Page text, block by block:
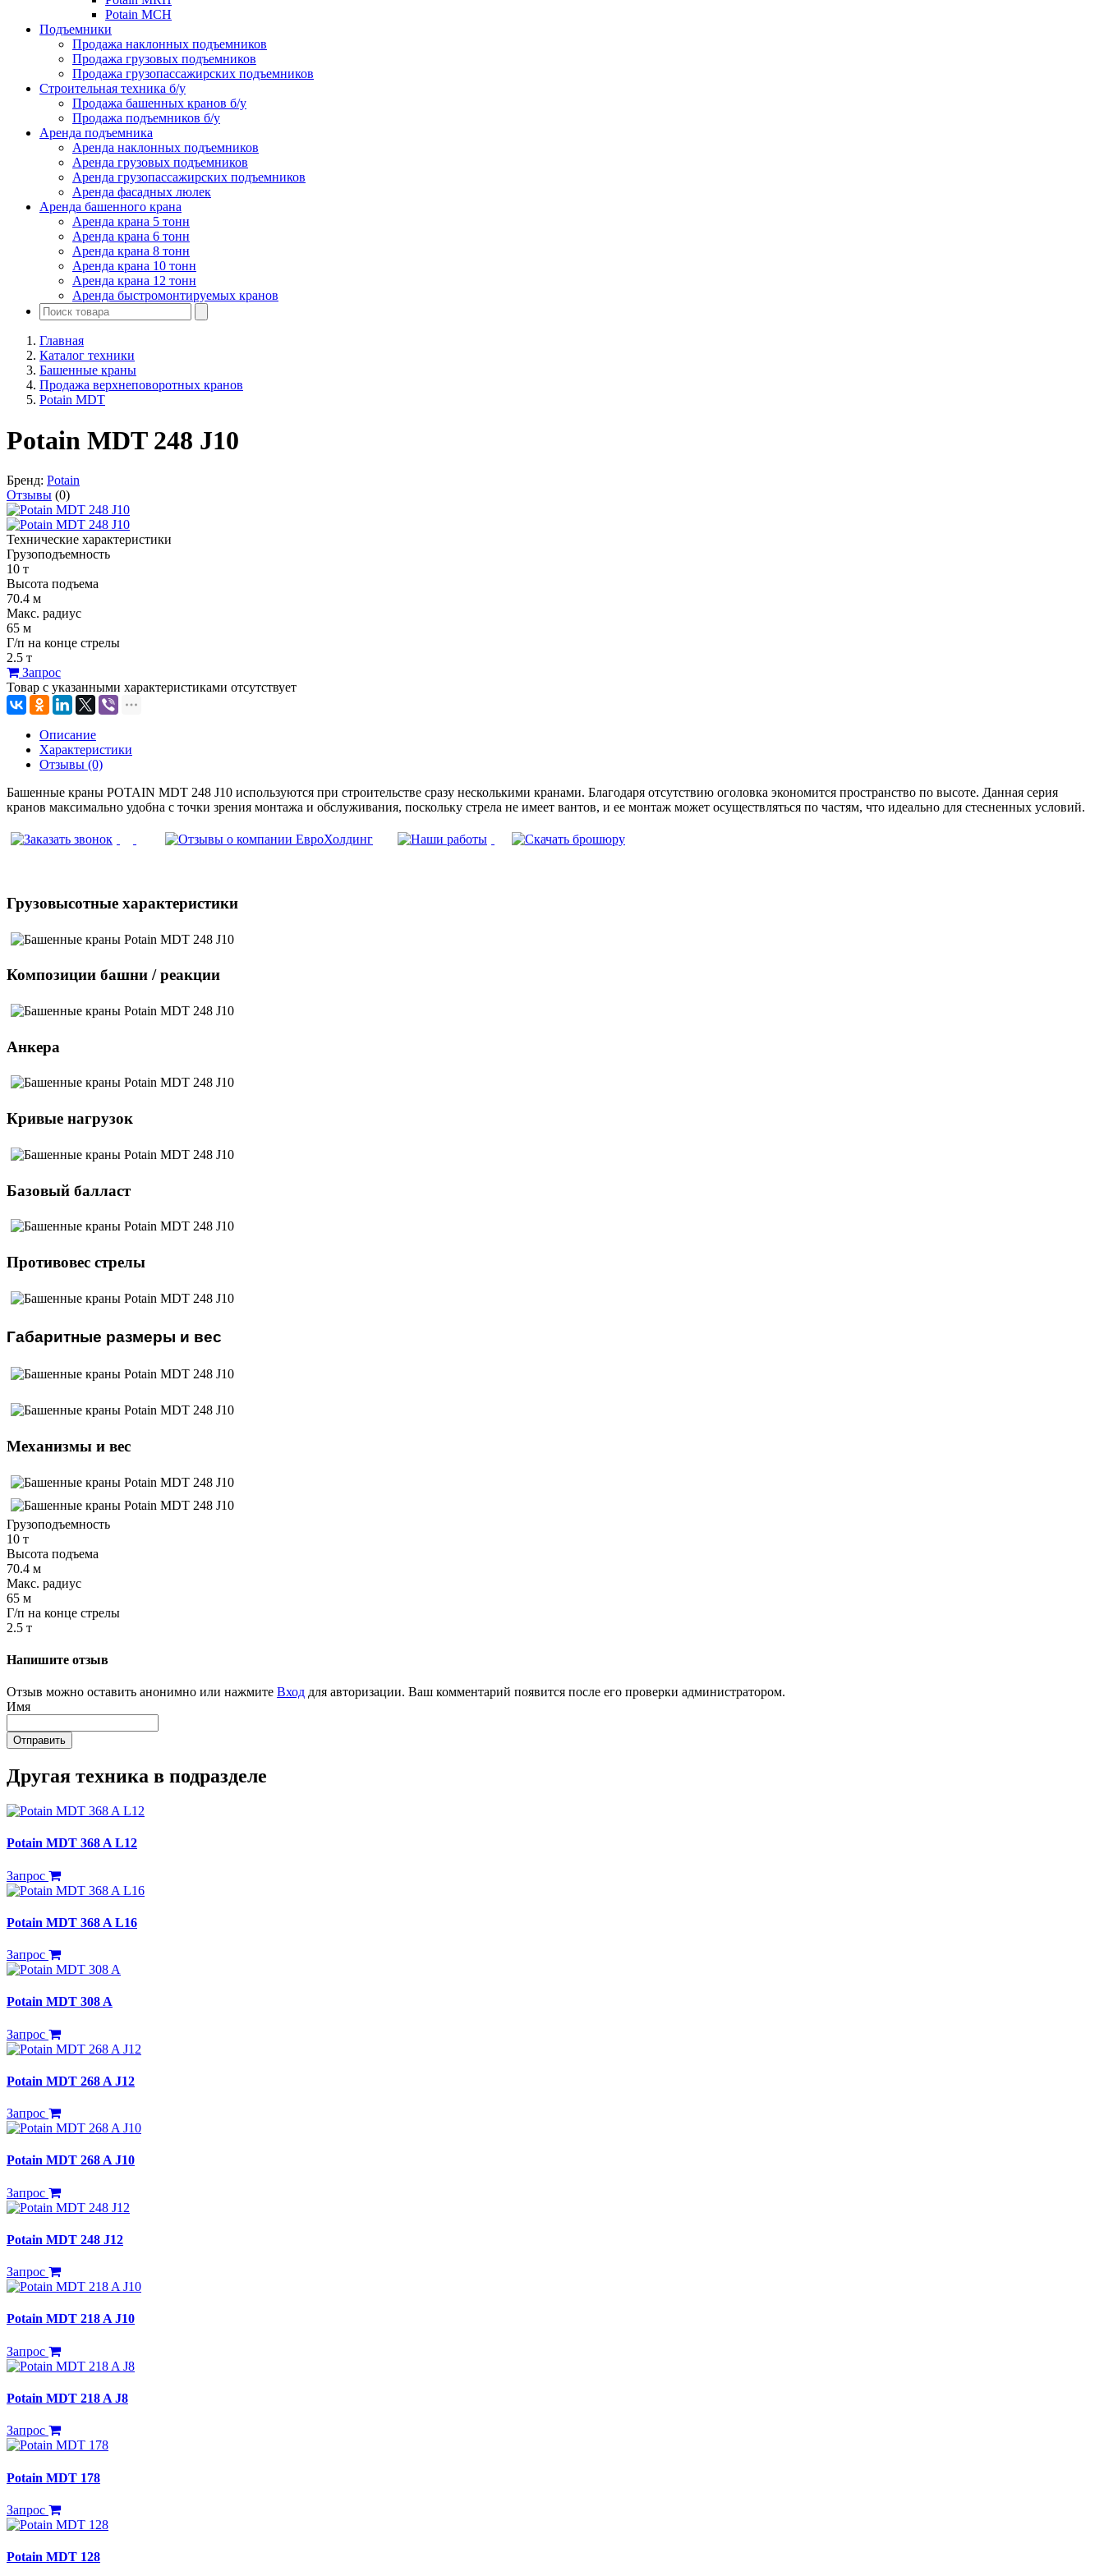
Potain MCH
Подъемники
Продажа наклонных подъемников
Продажа грузовых подъемников
Продажа грузопассажирских подъемников
Строительная техника б/у
Продажа башенных кранов б/у
Продажа подъемников б/у
Аренда подъемника
Аренда наклонных подъемников
Аренда грузовых подъемников
Аренда грузопассажирских подъемников
Аренда фасадных люлек
Аренда башенного крана
Аренда крана 5 тонн
Аренда крана 6 тонн
Аренда крана 8 тонн
Аренда крана 10 тонн
Аренда крана 12 тонн
Аренда быстромонтируемых кранов
Главная
Каталог техники
Башенные краны
Продажа верхнеповоротных кранов
Potain MDT
Potain MDT 248 J10
Бренд: Potain
Отзывы (0)
Технические характеристики
Грузоподъемность
10 т
Высота подъема
70.4 м
Макс. радиус
65 м
Г/п на конце стрелы
2.5 т
Запрос
Товар с указанными характеристиками отсутствует
Описание
Характеристики
Отзывы (0)
Башенные краны POTAIN MDT 248 J10 используются при строительстве сразу несколькими кранами. Благодаря отсутствию оголовка экономится пространство по высоте. Данная серия
кранов максимально удобна с точки зрения монтажа и обслуживания, поскольку стрела не имеет вантов, и ее монтаж может осуществляться по частям, что идеально для стесненных условий.
Грузовысотные характеристики
Композиции башни / реакции
Анкера
Кривые нагрузок
Базовый балласт
Противовес стрелы
Габаритные размеры и вес
Механизмы и вес
Грузоподъемность
10 т
Высота подъема
70.4 м
Макс. радиус
65 м
Г/п на конце стрелы
2.5 т
Напишите отзыв
Отзыв можно оставить анонимно или нажмите Вход для авторизации. Ваш комментарий появится после его проверки администратором.
Имя
Отправить
Другая техника в подразделе
Potain MDT 368 A L12
Запрос
Potain MDT 368 A L16
Запрос
Potain MDT 308 A
Запрос
Potain MDT 268 A J12
Запрос
Potain MDT 268 A J10
Запрос
Potain MDT 248 J12
Запрос
Potain MDT 218 A J10
Запрос
Potain MDT 218 A J8
Запрос
Potain MDT 178
Запрос
Potain MDT 128